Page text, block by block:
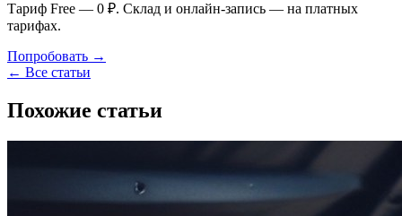
Тариф Free — 0 ₽. Склад и онлайн-запись — на платных
тарифах.
Попробовать →
← Все статьи
Похожие статьи